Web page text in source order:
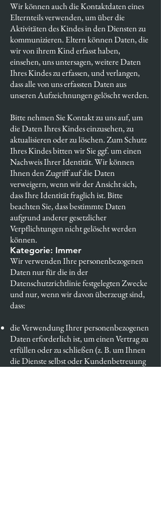
Wir können auch die Kontaktdaten eines
Elternteils verwenden, um über die
Aktivitäten des Kindes in den Diensten zu
kommunizieren. Eltern können Daten, die
wir von ihrem Kind erfasst haben,
einsehen, uns untersagen, weitere Daten
Ihres Kindes zu erfassen, und verlangen,
dass alle von uns erfassten Daten aus
unseren Aufzeichnungen gelöscht werden.
Bitte nehmen Sie Kontakt zu uns auf, um
die Daten Ihres Kindes einzusehen, zu
aktualisieren oder zu löschen. Zum Schutz
Ihres Kindes bitten wir Sie ggf. um einen
Nachweis Ihrer Identität. Wir können
Ihnen den Zugriff auf die Daten
verweigern, wenn wir der Ansicht sich,
dass Ihre Identität fraglich ist. Bitte
beachten Sie, dass bestimmte Daten
aufgrund anderer gesetzlicher
Verpflichtungen nicht gelöscht werden
können.
Kategorie: Immer
Wir verwenden Ihre personenbezogenen
Daten nur für die in der
Datenschutzrichtlinie festgelegten Zwecke
und nur, wenn wir davon überzeugt sind,
dass:
die Verwendung Ihrer personenbezogenen
Daten erforderlich ist, um einen Vertrag zu
erfüllen oder zu schließen (z. B. um Ihnen
die Dienste selbst oder Kundenbetreuung